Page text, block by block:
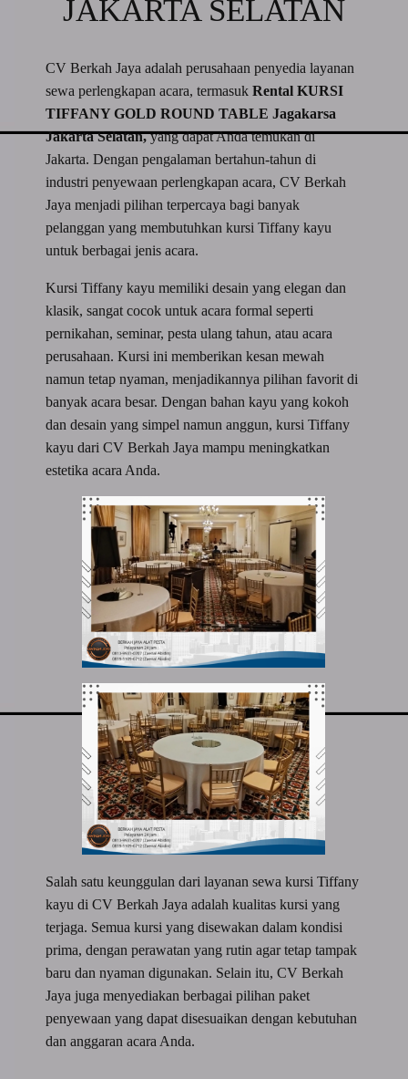
JAKARTA SELATAN
CV Berkah Jaya adalah perusahaan penyedia layanan
sewa perlengkapan acara, termasukRental KURSI
TIFFANY GOLD ROUND TABLE Jagakarsa
Jakarta Selatan,yang dapat Anda temukan di
Jakarta. Dengan pengalaman bertahun-tahun di
industri penyewaan perlengkapan acara, CV Berkah
Jaya menjadi pilihan terpercaya bagi banyak
pelanggan yang membutuhkan kursi Tiffany kayu
untuk berbagai jenis acara.
Kursi Tiffany kayu memiliki desain yang elegan dan
klasik, sangat cocok untuk acara formal seperti
pernikahan, seminar, pesta ulang tahun, atau acara
perusahaan. Kursi ini memberikan kesan mewah
namun tetap nyaman, menjadikannya pilihan favorit di
banyak acara besar. Dengan bahan kayu yang kokoh
dan desain yang simpel namun anggun, kursi Tiffany
kayu dari CV Berkah Jaya mampu meningkatkan
estetika acara Anda.
Salah satu keunggulan dari layanan sewa kursi Tiffany
kayu di CV Berkah Jaya adalah kualitas kursi yang
terjaga. Semua kursi yang disewakan dalam kondisi
prima, dengan perawatan yang rutin agar tetap tampak
baru dan nyaman digunakan. Selain itu, CV Berkah
Jaya juga menyediakan berbagai pilihan paket
penyewaan yang dapat disesuaikan dengan kebutuhan
dan anggaran acara Anda.